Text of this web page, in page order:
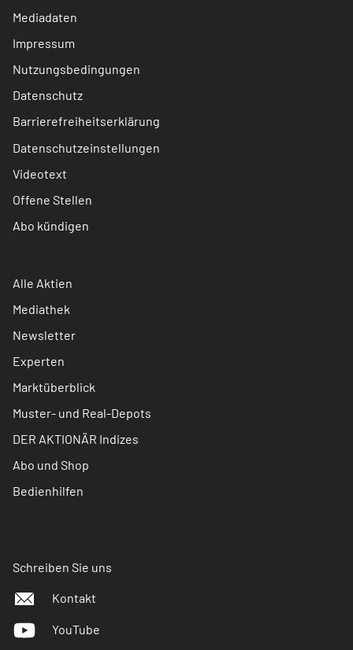
Mediadaten
Impressum
Nutzungsbedingungen
Datenschutz
Barrierefreiheitserklärung
Datenschutzeinstellungen
Videotext
Offene Stellen
Abo kündigen
Alle Aktien
Mediathek
Newsletter
Experten
Marktüberblick
Muster- und Real-Depots
DER AKTIONÄR Indizes
Abo und Shop
Bedienhilfen
Schreiben Sie uns
Kontakt
YouTube